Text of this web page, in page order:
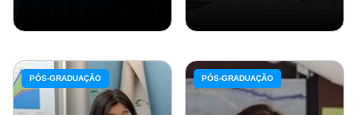
PÓS-GRADUAÇÃO PÓS-GRADUAÇÃO